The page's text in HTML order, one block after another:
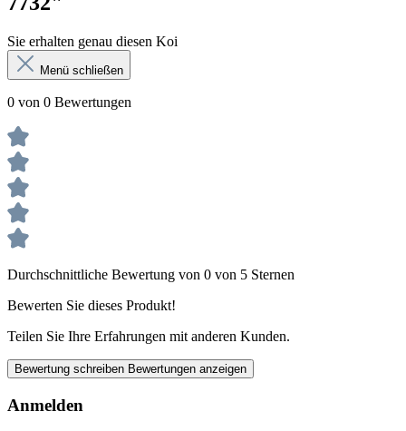
Sie erhalten genau diesen Koi
Menü schließen
0 von 0 Bewertungen
Durchschnittliche Bewertung von 0 von 5 Sternen
Bewerten Sie dieses Produkt!
Teilen Sie Ihre Erfahrungen mit anderen Kunden.
Bewertung schreiben Bewertungen anzeigen
Anmelden